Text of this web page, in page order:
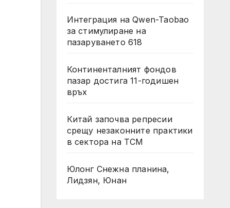
Интеграция на Qwen-Taobao
за стимулиране на
пазаруването 618
Континенталният фондов
пазар достига 11-годишен
връх
Китай започва репресии
срещу незаконните практики
в сектора на TCM
Юлонг Снежна планина,
Лидзян, Юнан